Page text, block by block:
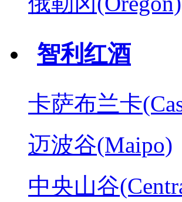
智利红酒
卡萨布兰卡
迈波谷(Maipo)
中央山谷